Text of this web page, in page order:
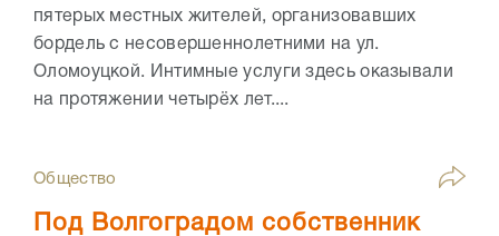
пятерых местных жителей, организовавших
бордель с несовершеннолетними на ул.
Оломоуцкой. Интимные услуги здесь оказывали
на протяжении четырёх лет....
Общество
Под Волгоградом собственник